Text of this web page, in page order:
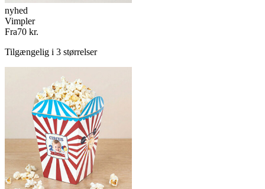
nyhed
Vimpler
Fra70 kr.
Tilgængelig i 3 størrelser